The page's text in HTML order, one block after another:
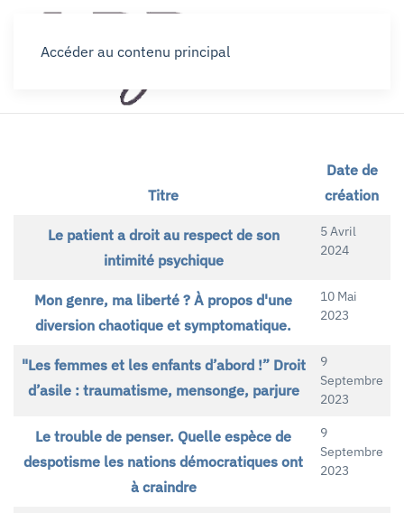
Accéder au contenu principal
Articles
Titre
Date de
création
Le patient a droit au respect de son
intimité psychique
5 Avril
2024
Mon genre, ma liberté ? À propos d'une
diversion chaotique et symptomatique.
10 Mai
2023
"Les femmes et les enfants d’abord !” Droit
d’asile : traumatisme, mensonge, parjure
9
Septembre
2023
Le trouble de penser. Quelle espèce de
despotisme les nations démocratiques ont
à craindre
9
Septembre
2023